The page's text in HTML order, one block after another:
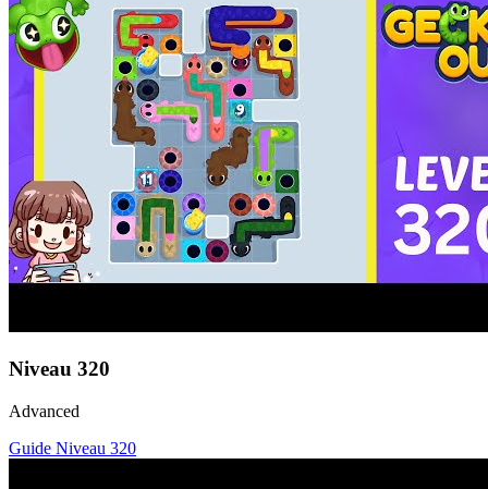
Niveau 320
Advanced
Guide Niveau 320